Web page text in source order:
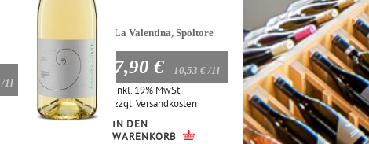
/1l
La Valentina, Spoltore
7,90 € 10,53 € /1l
Inkl. 19% MwSt.
zzgl.Versandkosten
IN DEN
WARENKORB